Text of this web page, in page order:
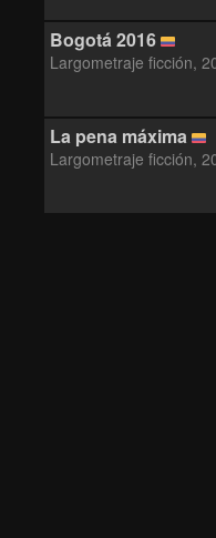
Bogotá 2016
Largometraje ficción,
La pena máxima
Largometraje ficción,